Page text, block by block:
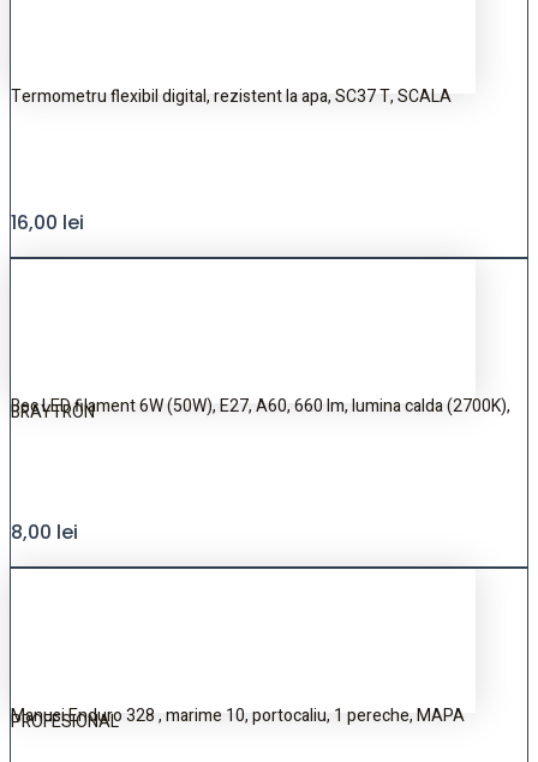
Termometru flexibil digital, rezistent la apa, SC37 T, SCALA
16,00 lei
Bec LED filament 6W (50W), E27, A60, 660 lm, lumina calda (2700K),
BRAYTRON
8,00 lei
Manusi Enduro 328 , marime 10, portocaliu, 1 pereche, MAPA
PROFESIONAL